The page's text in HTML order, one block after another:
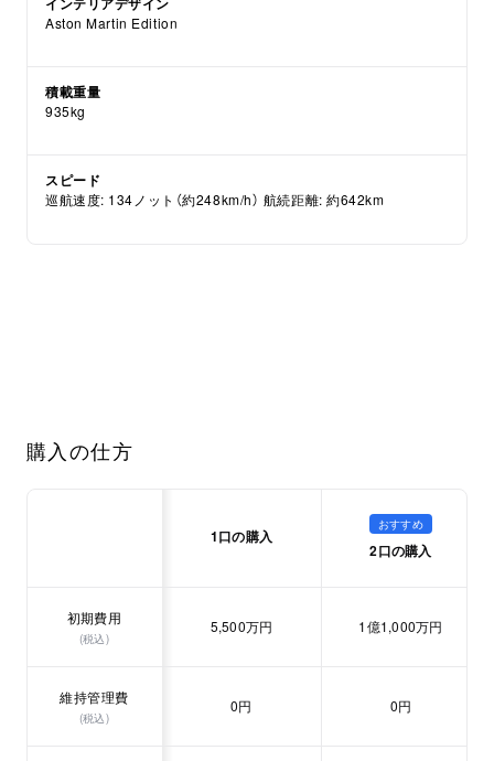
Aston Martin Edition
積載重量
935kg
スピード
巡航速度: 134ノット（約248km/h） 航続距離: 約642km
購入の仕方
1口の購入
おすすめ
2口の購入
初期費用
(税込)
5,500万円 1億1,000万円
維持管理費
(税込)
0円 0円